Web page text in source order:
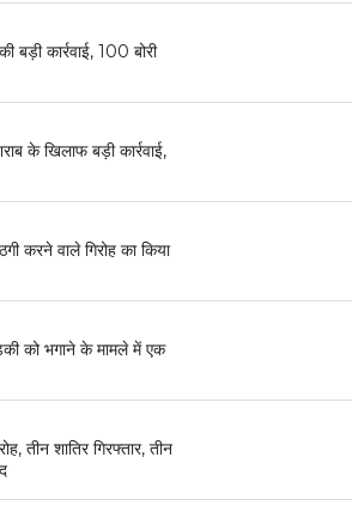
बड़ी कार्रवाई, 100 बोरी
के खिलाफ बड़ी कार्रवाई,
करने वाले गिरोह का किया
को भगाने के मामले में एक
तीन शातिर गिरफ्तार, तीन